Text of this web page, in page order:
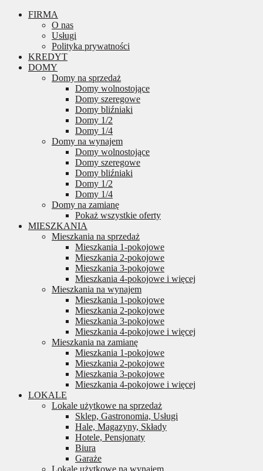
FIRMA
O nas
Usługi
Polityka prywatności
KREDYT
DOMY
Domy na sprzedaż
Domy wolnostojące
Domy szeregowe
Domy bliźniaki
Domy 1/2
Domy 1/4
Domy na wynajem
Domy wolnostojące
Domy szeregowe
Domy bliźniaki
Domy 1/2
Domy 1/4
Domy na zamianę
Pokaż wszystkie oferty
MIESZKANIA
Mieszkania na sprzedaż
Mieszkania 1-pokojowe
Mieszkania 2-pokojowe
Mieszkania 3-pokojowe
Mieszkania 4-pokojowe i więcej
Mieszkania na wynajem
Mieszkania 1-pokojowe
Mieszkania 2-pokojowe
Mieszkania 3-pokojowe
Mieszkania 4-pokojowe i więcej
Mieszkania na zamianę
Mieszkania 1-pokojowe
Mieszkania 2-pokojowe
Mieszkania 3-pokojowe
Mieszkania 4-pokojowe i więcej
LOKALE
Lokale użytkowe na sprzedaż
Sklep, Gastronomia, Usługi
Hale, Magazyny, Składy
Hotele, Pensjonaty
Biura
Garaże
Lokale użytkowe na wynajem